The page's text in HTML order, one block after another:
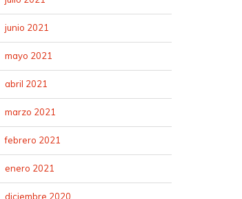
junio 2021
mayo 2021
abril 2021
marzo 2021
febrero 2021
enero 2021
diciembre 2020